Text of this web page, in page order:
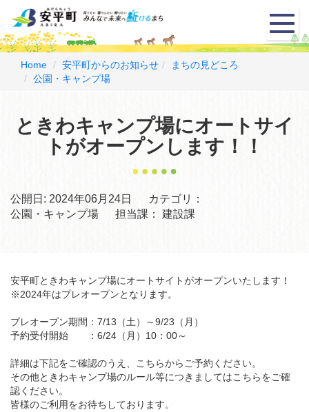
メ
ニ
ュ
Home 安平町からのお知らせ
まちの見どころ
公園・キャンプ場
ときわキャンプ場にオートサイ
トがオープンします！！
公開日: 2024年06月24日
カテゴリ：
公園・キャンプ場
担当課： 建設課
安平町ときわキャンプ場にオートサイトがオープンいたします！
※2024年はプレオープンとなります。
プレオープン期間：7/13（土）～9/23（月）
予約受付開始 ：6/24（月）10：00～
詳細は下記をご確認のうえ、 こちらからご予約ください。
その他ときわキャンプ場のルール等につきましてはこちらをご確
認ください。
皆様のご利用をお待ちしております。